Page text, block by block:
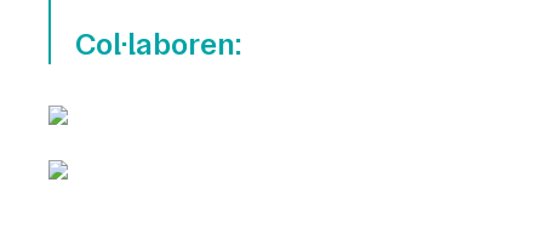
Col·laboren: